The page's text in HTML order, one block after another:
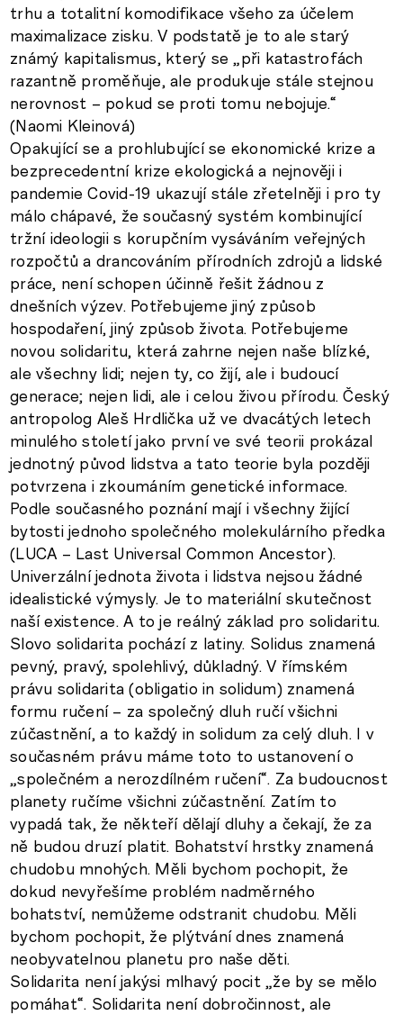
trhu a totalitní komodifikace všeho za účelem
maximalizace zisku. V podstatě je to ale starý
známý kapitalismus, který se „při katastrofách
razantně proměňuje, ale produkuje stále stejnou
nerovnost – pokud se proti tomu nebojuje.“
(Naomi Kleinová)
Opakující se a prohlubující se ekonomické krize a
bezprecedentní krize ekologická a nejnověji i
pandemie Covid-19 ukazují stále zřetelněji i pro ty
málo chápavé, že současný systém kombinující
tržní ideologii s korupčním vysáváním veřejných
rozpočtů a drancováním přírodních zdrojů a lidské
práce, není schopen účinně řešit žádnou z
dnešních výzev. Potřebujeme jiný způsob
hospodaření, jiný způsob života. Potřebujeme
novou solidaritu, která zahrne nejen naše blízké,
ale všechny lidi; nejen ty, co žijí, ale i budoucí
generace; nejen lidi, ale i celou živou přírodu. Český
antropolog Aleš Hrdlička už ve dvacátých letech
minulého století jako první ve své teorii prokázal
jednotný původ lidstva a tato teorie byla později
potvrzena i zkoumáním genetické informace.
Podle současného poznání mají i všechny žijící
bytosti jednoho společného molekulárního předka
(LUCA – Last Universal Common Ancestor).
Univerzální jednota života i lidstva nejsou žádné
idealistické výmysly. Je to materiální skutečnost
naší existence. A to je reálný základ pro solidaritu.
Slovo solidarita pochází z latiny. Solidus znamená
pevný, pravý, spolehlivý, důkladný. V římském
právu solidarita (obligatio in solidum) znamená
formu ručení – za společný dluh ručí všichni
zúčastnění, a to každý in solidum za celý dluh. I v
současném právu máme toto to ustanovení o
„společném a nerozdílném ručení“. Za budoucnost
planety ručíme všichni zúčastnění. Zatím to
vypadá tak, že někteří dělají dluhy a čekají, že za
ně budou druzí platit. Bohatství hrstky znamená
chudobu mnohých. Měli bychom pochopit, že
dokud nevyřešíme problém nadměrného
bohatství, nemůžeme odstranit chudobu. Měli
bychom pochopit, že plýtvání dnes znamená
neobyvatelnou planetu pro naše děti.
Solidarita není jakýsi mlhavý pocit „že by se mělo
pomáhat“. Solidarita není dobročinnost, ale